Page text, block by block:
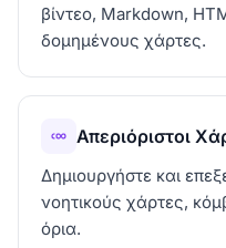
βίντεο, Markdown,
δομημένους χάρτες.
Απεριόριστοι
Δημιουργήστε και
νοητικούς χάρτες,
όρια.